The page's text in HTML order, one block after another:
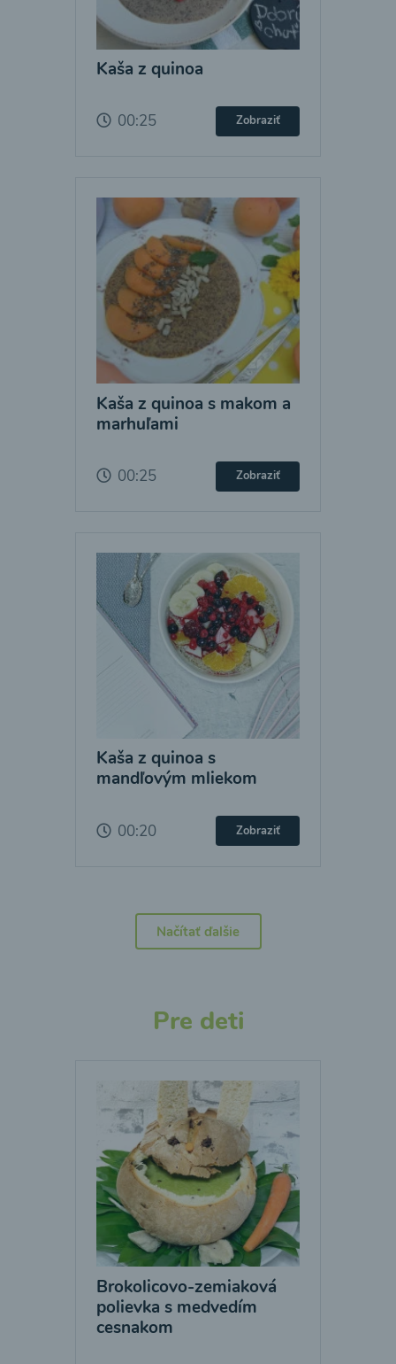
Kaša z quinoa
00:25 Zobraziť
Kaša z quinoa s makom a
marhuľami
00:25 Zobraziť
Kaša z quinoa s
mandľovým mliekom
00:20 Zobraziť
Načítať ďalšie
Pre deti
Brokolicovo-zemiaková
polievka s medvedím
cesnakom